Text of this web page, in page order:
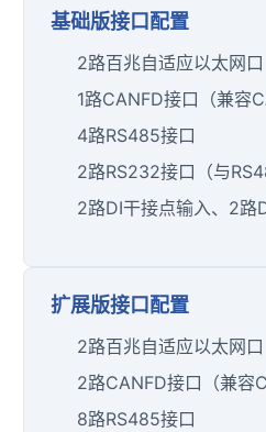
基础版接口配置
2路百兆自适应以太网口
1路CANFD接口（兼容
4路RS485接口
2路RS232接口（与
2路DI干接点输入、2路
扩展版接口配置
2路百兆自适应以太网口
2路CANFD接口（兼容
8路RS485接口